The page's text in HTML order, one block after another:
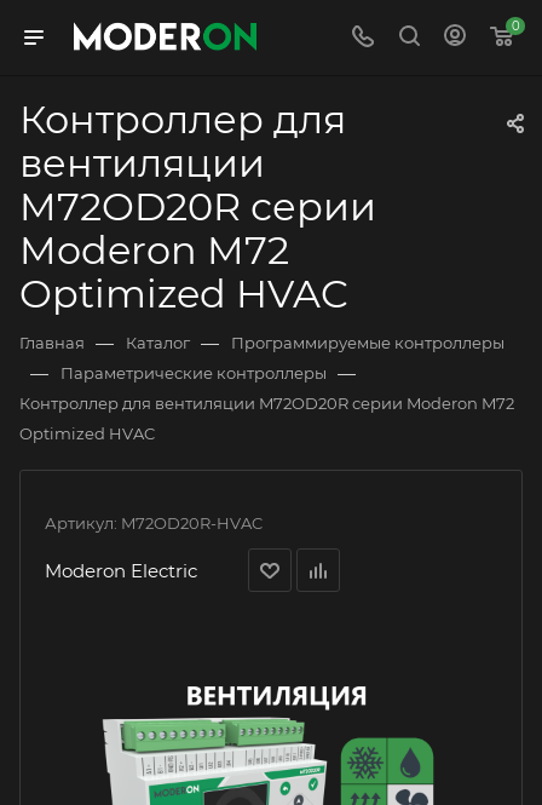
0
Контроллер для
вентиляции
M72OD20R серии
Moderon M72
Optimized HVAC
Главная — Каталог — Программируемые контроллеры
— Параметрические контроллеры —
Контроллер для вентиляции M72OD20R серии Moderon M72
Optimized HVAC
Артикул: M72OD20R-HVAC
Moderon Electric